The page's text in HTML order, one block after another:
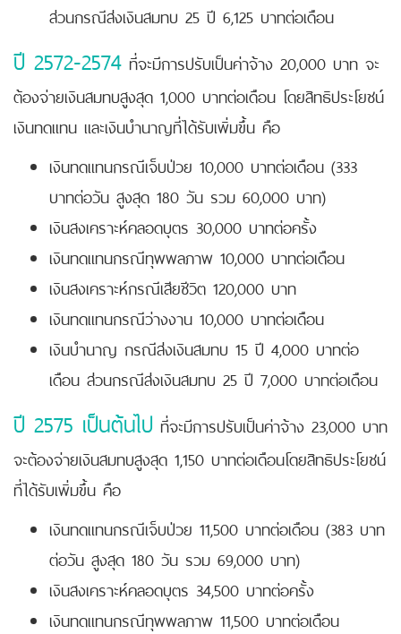
ส่วนกรณีส่งเงินสมทบ 25 ปี 6,125 บาทต่อเดือน
ปี 2572-2574 ที่จะมีการปรับเป็นค่าจ้าง 20,000 บาท จะ
ต้องจ่ายเงินสมทบสูงสุด 1,000 บาทต่อเดือน โดยสิทธิประโยชน์
เงินทดแทน และเงินบำนาญที่ได้รับเพิ่มขึ้น คือ
เงินทดแทนกรณีเจ็บป่วย 10,000 บาทต่อเดือน (333
บาทต่อวัน สูงสุด 180 วัน รวม 60,000 บาท)
เงินสงเคราะห์คลอดบุตร 30,000 บาทต่อครั้ง
เงินทดแทนกรณีทุพพลภาพ 10,000 บาทต่อเดือน
เงินสงเคราะห์กรณีเสียชีวิต 120,000 บาท
เงินทดแทนกรณีว่างงาน 10,000 บาทต่อเดือน
เงินบำนาญ กรณีส่งเงินสมทบ 15 ปี 4,000 บาทต่อ
เดือน ส่วนกรณีส่งเงินสมทบ 25 ปี 7,000 บาทต่อเดือน
ปี 2575 เป็นต้นไป ที่จะมีการปรับเป็นค่าจ้าง 23,000 บาท
จะต้องจ่ายเงินสมทบสูงสุด 1,150 บาทต่อเดือนโดยสิทธิประโยชน์
ที่ได้รับเพิ่มขึ้น คือ
เงินทดแทนกรณีเจ็บป่วย 11,500 บาทต่อเดือน (383 บาท
ต่อวัน สูงสุด 180 วัน รวม 69,000 บาท)
เงินสงเคราะห์คลอดบุตร 34,500 บาทต่อครั้ง
เงินทดแทนกรณีทุพพลภาพ 11,500 บาทต่อเดือน